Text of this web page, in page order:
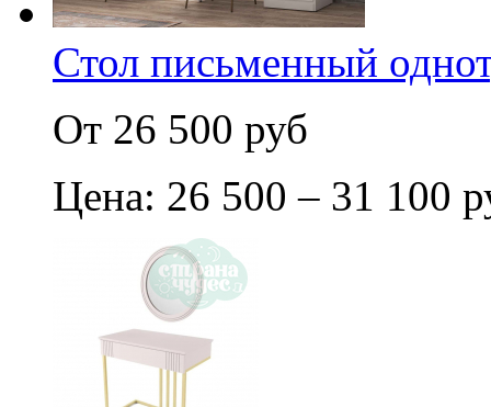
Стол письменный
От 26 500 руб
Цена: 26 500 – 31 100